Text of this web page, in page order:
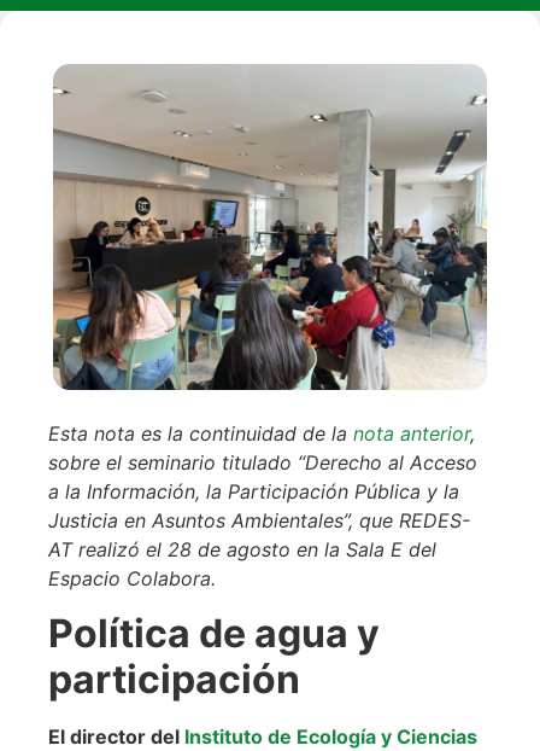
Esta nota es la continuidad de la nota anterior,
sobre el seminario titulado “Derecho al Acceso
a la Información, la Participación Pública y la
Justicia en Asuntos Ambientales”, que REDES-
AT realizó el 28 de agosto en la Sala E del
Espacio Colabora.
Política de agua y
participación
El director del Instituto de Ecología y Ciencias